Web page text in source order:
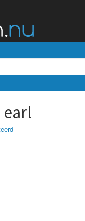
earl